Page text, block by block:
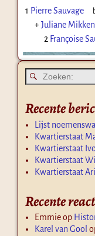
1 Pierre Sauvage
+Juliane
2 Françoise
Recente
Lijst
Kwartierstaat
Kwartierstaat
Kwartierstaat
Kwartierstaat
Recente
Emmieop
Karel van Gool